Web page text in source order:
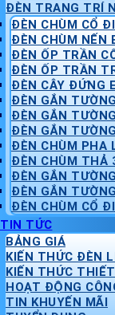
ĐÈN TRANG TRÍ
ĐÈN CHÙM CỔ
ĐÈN CHÙM NẾN
ĐÈN ỐP TRẦN
ĐÈN ỐP TRẦN
ĐÈN CÂY ĐỨNG
ĐÈN GẮN
ĐÈN GẮN
ĐÈN GẮN
ĐÈN CHÙM PHA
ĐÈN CHÙM THẢ
ĐÈN GẮN
ĐÈN GẮN
ĐÈN CHÙM CỔ
TIN TỨC
BẢNG GIÁ
KIẾN THỨC ĐÈN
KIẾN THỨC
HOẠT ĐỘNG
TIN KHUYẾN MÃI